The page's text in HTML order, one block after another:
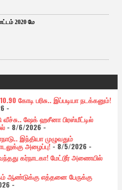
2020 மே
கோடி பரிசு.. இப்படியா நடக்கனும்!
-
ஷேக் ஹசீனா பிரஸ்மீட்டில்
- 8/6/2026-
இந்தியா முழுவதும்
அழைப்பு!- 8/5/2026 -
வந்தது கர்நாடகா! மேட்டூர் அணையில்
ஆண்டுக்கு எத்தனை பேருக்கு
-